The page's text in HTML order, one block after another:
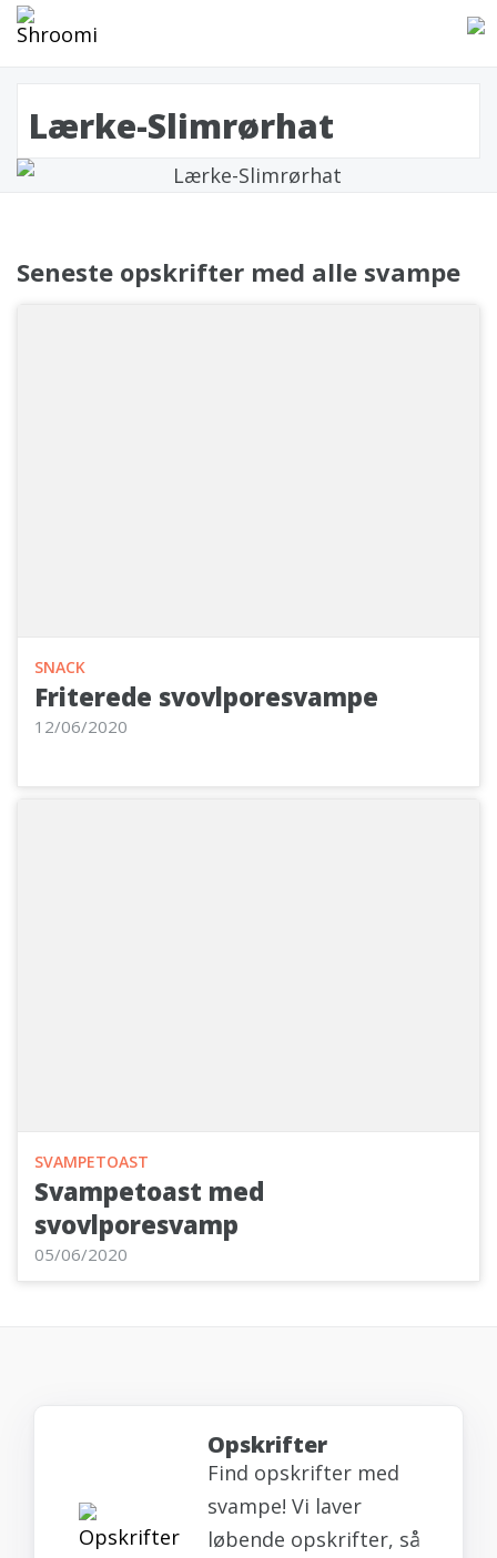
Lærke-Slimrørhat
Seneste opskrifter med alle svampe
SNACK
Friterede svovlporesvampe
12/06/2020
SVAMPETOAST
Svampetoast med
svovlporesvamp
05/06/2020
Opskrifter
Find opskrifter med
svampe! Vi laver
løbende opskrifter, så